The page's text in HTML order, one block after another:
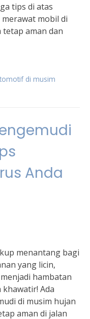
tips di atas
mobil di
tetap aman dan
di musim
Anda
menantang bagi
yang licin,
hambatan
Ada
di musim hujan
aman di jalan